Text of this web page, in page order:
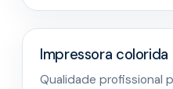
Impressora colorida
Qualidade profissional